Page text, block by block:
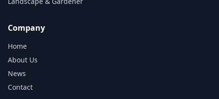
Company
Home
About Us
News
Contact